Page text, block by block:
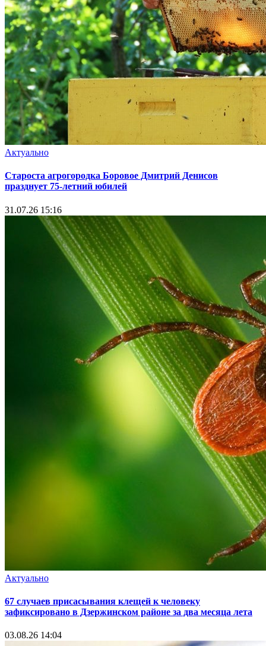
Актуально
Староста агрогородка Боровое Дмитрий Денисов
празднует 75-летний юбилей
31.07.26 15:16
Актуально
67 случаев присасывания клещей к человеку
зафиксировано в Дзержинском районе за два месяца лета
03.08.26 14:04